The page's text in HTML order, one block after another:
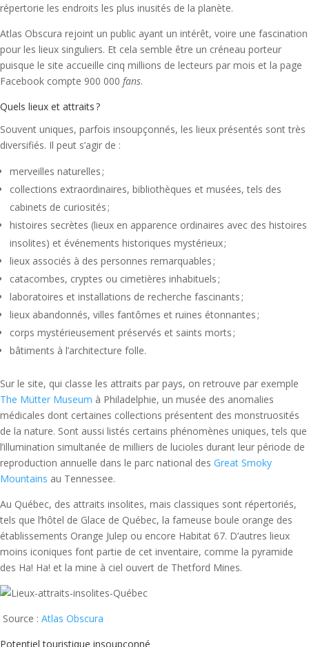
répertorie les endroits les plus inusités de la planète.
Atlas Obscura rejoint un public ayant un intérêt, voire une fascination
pour les lieux singuliers. Et cela semble être un créneau porteur
puisque le site accueille cinq millions de lecteurs par mois et la page
Facebook compte 900 000 fans.
Quels lieux et attraits ?
Souvent uniques, parfois insoupçonnés, les lieux présentés sont très
diversifiés. Il peut s’agir de :
merveilles naturelles ;
collections extraordinaires, bibliothèques et musées, tels des
cabinets de curiosités ;
histoires secrètes (lieux en apparence ordinaires avec des histoires
insolites) et événements historiques mystérieux ;
lieux associés à des personnes remarquables ;
catacombes, cryptes ou cimetières inhabituels ;
laboratoires et installations de recherche fascinants ;
lieux abandonnés, villes fantômes et ruines étonnantes ;
corps mystérieusement préservés et saints morts ;
bâtiments à l’architecture folle.
Sur le site, qui classe les attraits par pays, on retrouve par exemple
The Mütter Museum à Philadelphie, un musée des anomalies
médicales dont certaines collections présentent des monstruosités
de la nature. Sont aussi listés certains phénomènes uniques, tels que
l’illumination simultanée de milliers de lucioles durant leur période de
reproduction annuelle dans le parc national des Great Smoky
Mountains au Tennessee.
Au Québec, des attraits insolites, mais classiques sont répertoriés,
tels que l’hôtel de Glace de Québec, la fameuse boule orange des
établissements Orange Julep ou encore Habitat 67. D’autres lieux
moins iconiques font partie de cet inventaire, comme la pyramide
des Ha! Ha! et la mine à ciel ouvert de Thetford Mines.
Source : Atlas Obscura
Potentiel touristique insoupçonné